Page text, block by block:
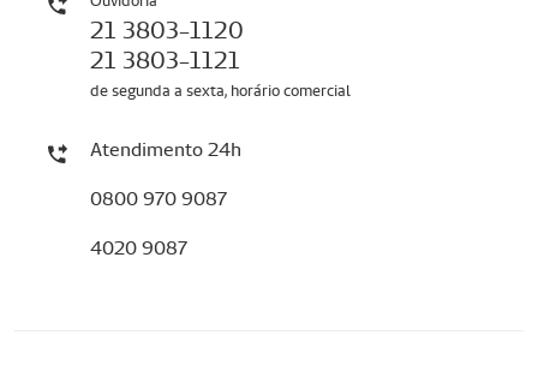
21 3803-1120
21 3803-1121
de segunda a sexta, horário comercial
Atendimento 24h
0800 970 9087
4020 9087